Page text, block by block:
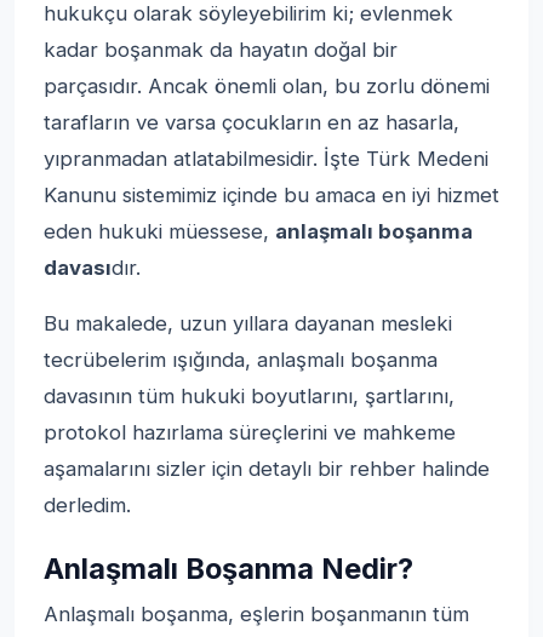
hukukçu olarak söyleyebilirim ki; evlenmek
kadar boşanmak da hayatın doğal bir
parçasıdır. Ancak önemli olan, bu zorlu dönemi
tarafların ve varsa çocukların en az hasarla,
yıpranmadan atlatabilmesidir. İşte Türk Medeni
Kanunu sistemimiz içinde bu amaca en iyi hizmet
eden hukuki müessese, anlaşmalı boşanma
davasıdır.
Bu makalede, uzun yıllara dayanan mesleki
tecrübelerim ışığında, anlaşmalı boşanma
davasının tüm hukuki boyutlarını, şartlarını,
protokol hazırlama süreçlerini ve mahkeme
aşamalarını sizler için detaylı bir rehber halinde
derledim.
Anlaşmalı Boşanma Nedir?
Anlaşmalı boşanma, eşlerin boşanmanın tüm